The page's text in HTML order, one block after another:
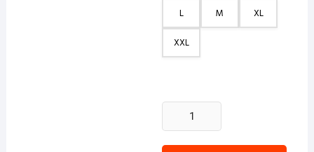
L M
XL
XXL
1
Pcs
Half